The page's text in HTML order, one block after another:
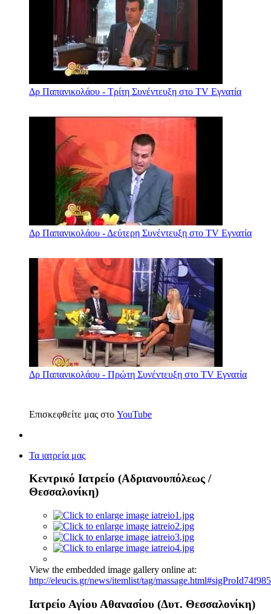
Δρ Παπανικολάου - Τρίτη Συνέντευξη στο TV Εγνατία
Δρ Παπανικολάου - Δεύτερη Συνέντευξη στο TV Εγνατία
Δρ Παπανικολάου - Πρώτη Συνέντευξη στο TV Εγνατία
Επισκεφθείτε μας στο YouTube
Τα ιατρεία μας
Κεντρικό Ιατρείο (Αδριανουπόλεως /
Θεσσαλονίκη)
View the embedded image gallery online at:
http://eleucis.gr/news/itemlist/tag/
Ιατρείο Αγίου Αθανασίου (Δυτ. Θεσσαλονίκη)